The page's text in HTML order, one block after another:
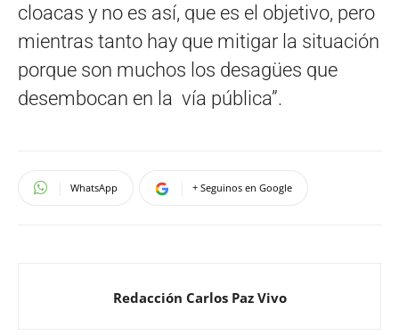
cloacas y no es así, que es el objetivo, pero
mientras tanto hay que mitigar la situación
porque son muchos los desagües que
desembocan en la vía pública”.
WhatsApp + Seguinos en Google
Redacción Carlos Paz Vivo